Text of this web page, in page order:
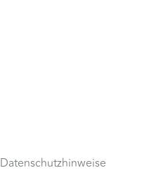
Datenschutzhinweise